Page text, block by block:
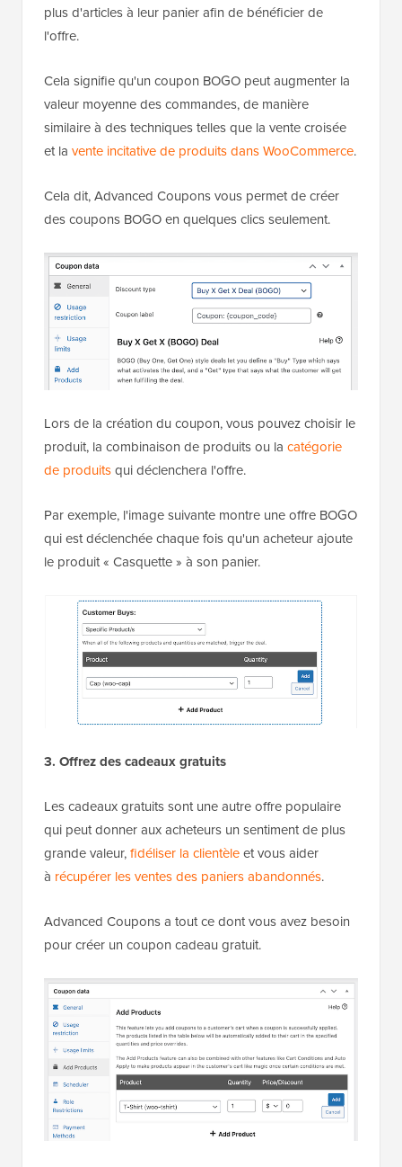
plus d'articles à leur panier afin de bénéficier de
l'offre.
Cela signifie qu'un coupon BOGO peut augmenter la
valeur moyenne des commandes, de manière
similaire à des techniques telles que la vente croisée
et la vente incitative de produits dans WooCommerce.
Cela dit, Advanced Coupons vous permet de créer
des coupons BOGO en quelques clics seulement.
Lors de la création du coupon, vous pouvez choisir le
produit, la combinaison de produits ou la catégorie
de produitsqui déclenchera l'offre.
Par exemple, l'image suivante montre une offre BOGO
qui est déclenchée chaque fois qu'un acheteur ajoute
le produit « Casquette » à son panier.
3. Offrez des cadeaux gratuits
Les cadeaux gratuits sont une autre offre populaire
qui peut donner aux acheteurs un sentiment de plus
grande valeur,fidéliser la clientèleet vous aider
à récupérer les ventes des paniers abandonnés.
Advanced Coupons a tout ce dont vous avez besoin
pour créer un coupon cadeau gratuit.